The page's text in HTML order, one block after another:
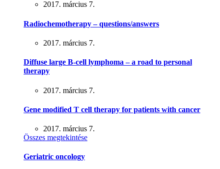
2017. március 7.
Radiochemotherapy – questions/answers
2017. március 7.
Diffuse large B-cell lymphoma – a road to personal
therapy
2017. március 7.
Gene modified T cell therapy for patients with cancer
2017. március 7.
Összes megtekintése
Geriatric oncology